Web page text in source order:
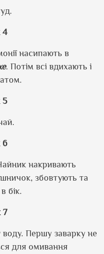
4
насипають в
. Потім всі вдихають і
5
6
накривають
збовтують та
бік.
7
Першу заварку не
для омивання